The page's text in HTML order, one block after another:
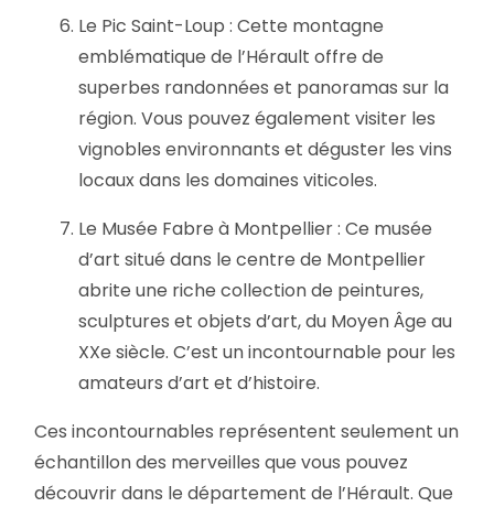
Le Pic Saint-Loup : Cette montagne
emblématique de l’Hérault offre de
superbes randonnées et panoramas sur la
région. Vous pouvez également visiter les
vignobles environnants et déguster les vins
locaux dans les domaines viticoles.
Le Musée Fabre à Montpellier : Ce musée
d’art situé dans le centre de Montpellier
abrite une riche collection de peintures,
sculptures et objets d’art, du Moyen Âge au
XXe siècle. C’est un incontournable pour les
amateurs d’art et d’histoire.
Ces incontournables représentent seulement un
échantillon des merveilles que vous pouvez
découvrir dans le département de l’Hérault. Que